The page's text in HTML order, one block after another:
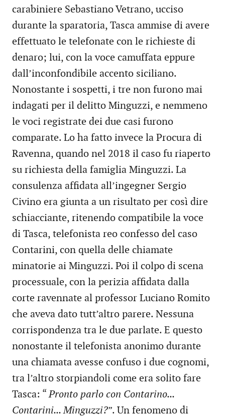
carabiniere Sebastiano Vetrano, ucciso
durante la sparatoria, Tasca ammise di avere
effettuato le telefonate con le richieste di
denaro; lui, con la voce camuffata eppure
dall’inconfondibile accento siciliano.
Nonostante i sospetti, i tre non furono mai
indagati per il delitto Minguzzi, e nemmeno
le voci registrate dei due casi furono
comparate. Lo ha fatto invece la Procura di
Ravenna, quando nel 2018 il caso fu riaperto
su richiesta della famiglia Minguzzi. La
consulenza affidata all’ingegner Sergio
Civino era giunta a un risultato per così dire
schiacciante, ritenendo compatibile la voce
di Tasca, telefonista reo confesso del caso
Contarini, con quella delle chiamate
minatorie ai Minguzzi. Poi il colpo di scena
processuale, con la perizia affidata dalla
corte ravennate al professor Luciano Romito
che aveva dato tutt’altro parere. Nessuna
corrispondenza tra le due parlate. E questo
nonostante il telefonista anonimo durante
una chiamata avesse confuso i due cognomi,
tra l’altro storpiandoli come era solito fare
Tasca: “Pronto parlo con Contarino...
Contarini... Minguzzi?”. Un fenomeno di